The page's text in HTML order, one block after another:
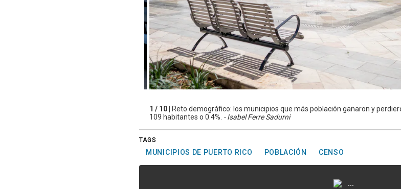
1 / 10 |
Reto demográfico: los municipios que más población ganaron y
109 habitantes o 0.4%. - Isabel Ferre Sadurni
TAGS
MUNICIPIOS DE PUERTO RICO POBLACIÓN CENSO
...